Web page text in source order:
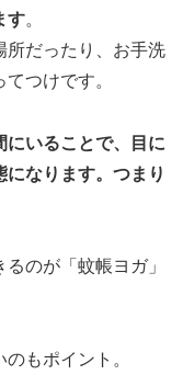
す。
所だったり、お手洗
つけです。
にいることで、目に
になります。つまり
のが「蚊帳ヨガ」
もポイント。